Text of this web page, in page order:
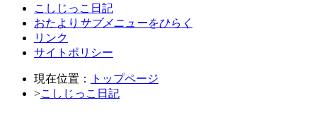
こしじっこ日記
おたより サブメニューをひらく
リンク
サイトポリシー
現在位置：
トップページ
>こしじっこ日記